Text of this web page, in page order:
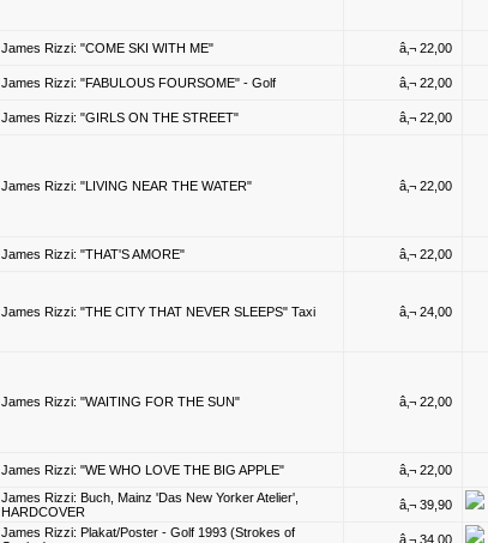
James Rizzi: "COME SKI WITH ME" â‚¬ 22,00
James Rizzi: "FABULOUS FOURSOME" - Golf â‚¬ 22,00
James Rizzi: "GIRLS ON THE STREET" â‚¬ 22,00
James Rizzi: "LIVING NEAR THE WATER" â‚¬ 22,00
James Rizzi: "THAT'S AMORE" â‚¬ 22,00
James Rizzi: "THE CITY THAT NEVER SLEEPS" Taxi â‚¬ 24,00
James Rizzi: "WAITING FOR THE SUN" â‚¬ 22,00
James Rizzi: "WE WHO LOVE THE BIG APPLE"
â‚¬ 22,00
James Rizzi: Buch, Mainz 'Das New Yorker Atelier',
HARDCOVER
â‚¬ 39,90
James Rizzi: Plakat/Poster - Golf 1993 (Strokes of
â‚¬ 34,00